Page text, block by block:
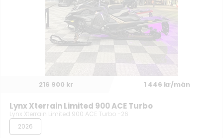
216 900 kr 1 446 kr/mån
Lynx Xterrain Limited 900 ACE Turbo
Lynx Xterrain Limited 900 ACE Turbo -26
2026